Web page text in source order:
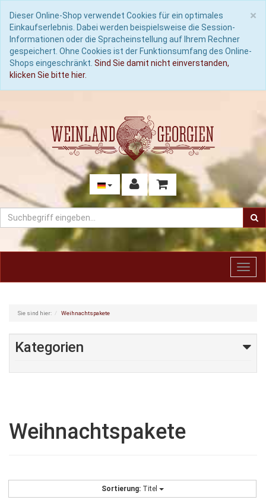
×
Dieser Online-Shop verwendet Cookies für ein optimales
Einkaufserlebnis. Dabei werden beispielsweise die Session-
Informationen oder die Spracheinstellung auf Ihrem Rechner
gespeichert. Ohne Cookies ist der Funktionsumfang des Online-
Shops eingeschränkt. Sind Sie damit nicht einverstanden,
klicken Sie bitte hier.
Sie sind hier: Weihnachtspakete
Kategorien
Weihnachtspakete
Sortierung: Titel